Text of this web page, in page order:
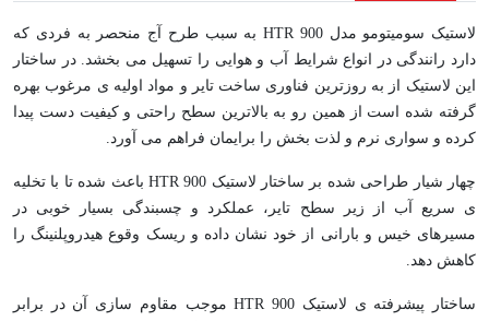
لاستیک سومیتومو مدل HTR 900 به سبب طرح آج منحصر به فردی که
دارد رانندگی در انواع شرایط آب و هوایی را تسهیل می بخشد. در ساختار
این لاستیک از به روزترین فناوری ساخت تایر و مواد اولیه ی مرغوب بهره
گرفته شده است از همین رو به بالاترین سطح راحتی و کیفیت دست پیدا
کرده و سواری نرم و لذت بخش را برایمان فراهم می آورد.
چهار شیار طراحی شده بر ساختار لاستیک HTR 900 باعث شده تا با تخلیه
ی سریع آب از زیر سطح تایر، عملکرد و چسبندگی بسیار خوبی در
مسیرهای خیس و بارانی از خود نشان داده و ریسک وقوع هیدروپلنینگ را
کاهش دهد.
ساختار پیشرفته ی لاستیک HTR 900 موجب مقاوم سازی آن در برابر